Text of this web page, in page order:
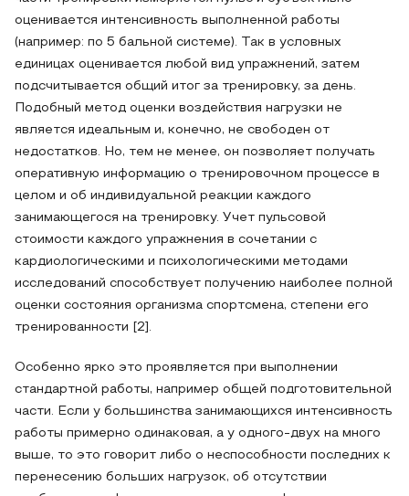
оценивается интенсивность выполненной работы
(например: по 5 бальной системе). Так в условных
единицах оценивается любой вид упражнений, затем
подсчитывается общий итог за тренировку, за день.
Подобный метод оценки воздействия нагрузки не
является идеальным и, конечно, не свободен от
недостатков. Но, тем не менее, он позволяет получать
оперативную информацию о тренировочном процессе в
целом и об индивидуальной реакции каждого
занимающегося на тренировку. Учет пульсовой
стоимости каждого упражнения в сочетании с
кардиологическими и психологическими методами
исследований способствует получению наиболее полной
оценки состояния организма спортсмена, степени его
тренированности [2].
Особенно ярко это проявляется при выполнении
стандартной работы, например общей подготовительной
части. Если у большинства занимающихся интенсивность
работы примерно одинаковая, а у одного-двух на много
выше, то это говорит либо о неспособности последних к
перенесению больших нагрузок, об отсутствии